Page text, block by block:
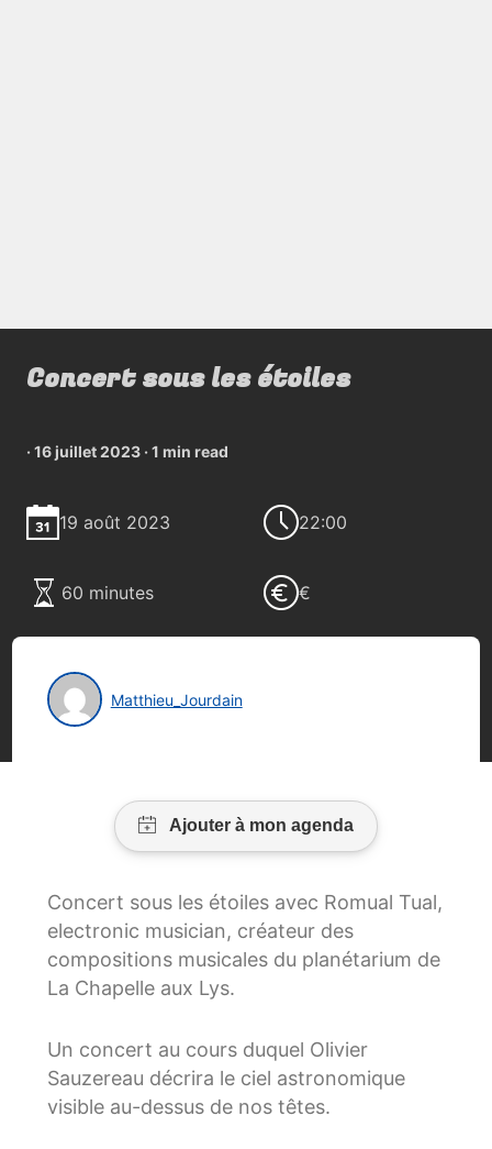
Concert sous les étoiles
·16 juillet 2023 ·1 min read
19 août 2023 22:00
60 minutes €
Matthieu_Jourdain
Concert sous les étoiles avec Romual Tual,
electronic musician, créateur des
compositions musicales du planétarium de
La Chapelle aux Lys.
Un concert au cours duquel Olivier
Sauzereau décrira le ciel astronomique
visible au-dessus de nos têtes.